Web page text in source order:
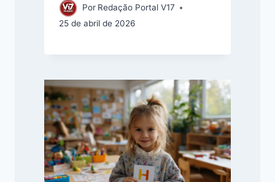
Por Redação Portal V17
25 de abril de 2026